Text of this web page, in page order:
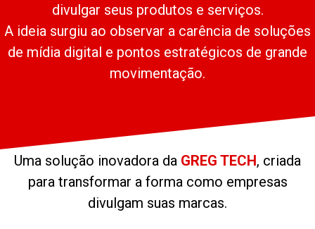
divulgar seus produtos e serviços.
A ideia surgiu ao observar a carência de soluções
de mídia digital e pontos estratégicos de grande
movimentação.
Uma solução inovadora da GREG TECH, criada
para transformar a forma como empresas
divulgam suas marcas.